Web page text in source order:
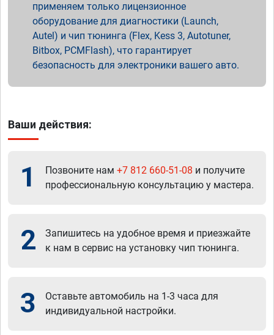
применяем только лицензионное
оборудование для диагностики (Launch,
Autel) и чип тюнинга (Flex, Kess 3, Autotuner,
Bitbox, PCMFlash), что гарантирует
безопасность для электроники вашего авто.
Ваши действия:
1 Позвоните нам +7 812 660-51-08 и получите
профессиональную консультацию у мастера.
2
Запишитесь на удобное время и приезжайте
к нам в сервис на установку чип тюнинга.
3
Оставьте автомобиль на 1-3 часа для
индивидуальной настройки.